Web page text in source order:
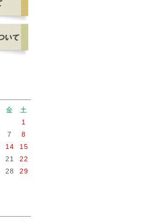
金
土
1
7
8
14
15
21
22
28
29